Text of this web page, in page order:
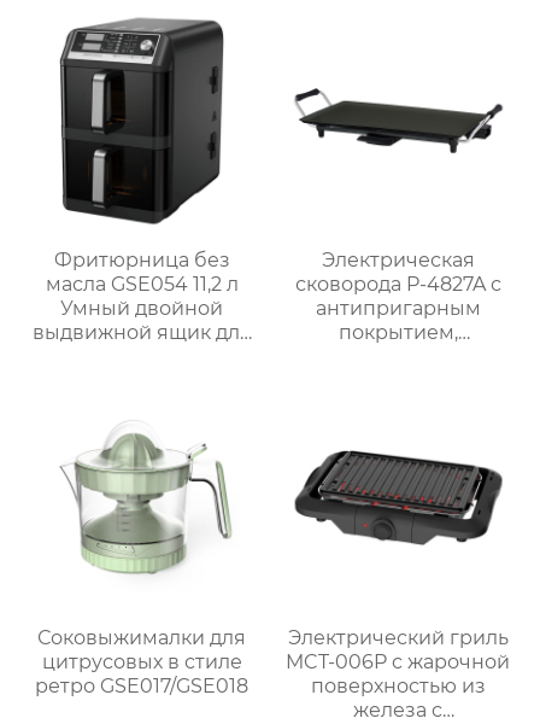
Фритюрница без
масла GSE054 11,2 л
Умный двойной
выдвижной ящик для
Электрическая
сковорода P-4827A с
антипригарным
покрытием,
Соковыжималки для
цитрусовых в стиле
ретро GSE017/GSE018
Электрический гриль
MCT-006P с жарочной
поверхностью из
железа с